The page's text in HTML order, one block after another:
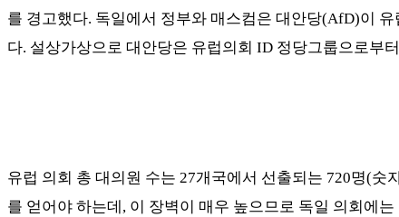
를 경고했다. 독일에서 정부와 매스컴은 대안당(AfD)이 유
다. 설상가상으로 대안당은 유럽의회 ID 정당그룹으로부
유럽 의회 총 대의원 수는 27개국에서 선출되는 720명(숫
를 얻어야 하는데 , 이 장벽이 매우 높으므로 독일 의회에